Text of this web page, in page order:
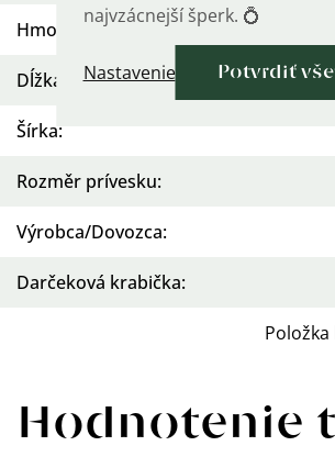
najvzácnejší šperk. 💍
Nastavenie Potvrdiť
Hmotnosť:
Dĺžka nastavitelná:
Šírka:
Rozměr prívesku:
Výrobca/Dovozca:
Darčeková krabička:
Hodnotenie